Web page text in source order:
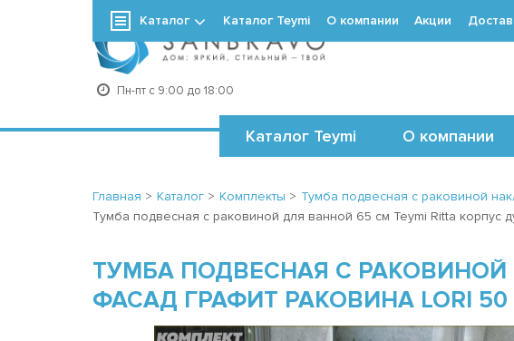
Пн-пт с 9:00 до 18:00
+7 (495) 488-
Каталог Teymi О компании
Каталог Каталог Teymi О компании Акции
Главная > Каталог > Комплекты > Тумба подвесная с раковиной
Тумба подвесная с раковиной для ванной 65 см Teymi Ritta корпус
ТУМБА ПОДВЕСНАЯ С РАКОВИНОЙ
ФАСАД ГРАФИТ РАКОВИНА LORI 50